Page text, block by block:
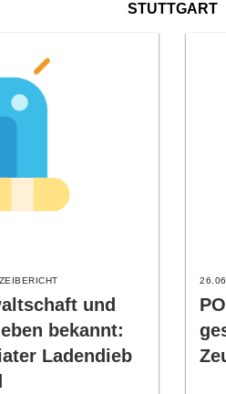
STUTTGART
und
bekannt:
Ladendieb